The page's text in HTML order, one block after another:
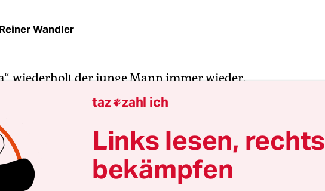
Reiner Wandler
wiederholt der junge Mann immer wieder.
mit Schnittwunden an den Armen, sitzt er am Boden.
in spanischen Medien veröffentlichtes Video. Er ist einer
denen es am Mittwoch gelungen war, die
zwischen Marokko und der spanischen Exklave Melilla zu
Etwa 2.500 Menschen versuchten gegen 10 Uhr morgens
Seite aus ihr Glück. Am Donnerstagmorgen
taz zahl ich
Links lesen, rechts
bekämpfen